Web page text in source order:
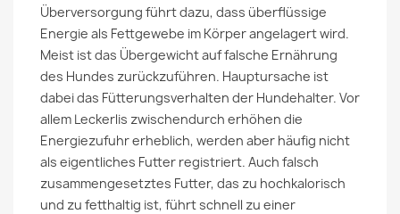
Überversorgung führt dazu, dass überflüssige
Energie als Fettgewebe im Körper angelagert wird.
Meist ist das Übergewicht auf falsche Ernährung
des Hundes zurückzuführen. Hauptursache ist
dabei das Fütterungsverhalten der Hundehalter. Vor
allem Leckerlis zwischendurch erhöhen die
Energiezufuhr erheblich, werden aber häufig nicht
als eigentliches Futter registriert. Auch falsch
zusammengesetztes Futter, das zu hochkalorisch
und zu fetthaltig ist, führt schnell zu einer